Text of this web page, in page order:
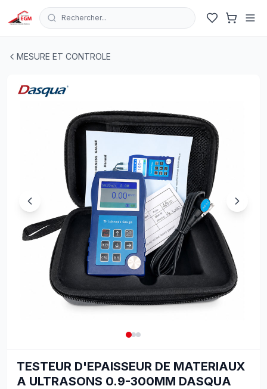
Rechercher...
MESURE ET CONTROLE
TESTEUR D'EPAISSEUR DE MATERIAUX
A ULTRASONS 0.9-300MM DASQUA